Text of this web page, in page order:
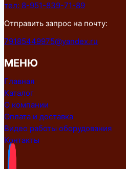
тел: 8-951-839-71-89
Отправить запрос на почту:
79185449975@yandex.ru
МЕНЮ
Главная
Каталог
О компании
Оплата и доставка
Видео работы оборудования
Контакты